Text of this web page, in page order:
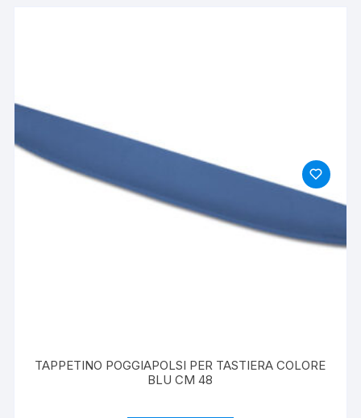
TAPPETINO POGGIAPOLSI PER TASTIERA COLORE
BLU CM 48